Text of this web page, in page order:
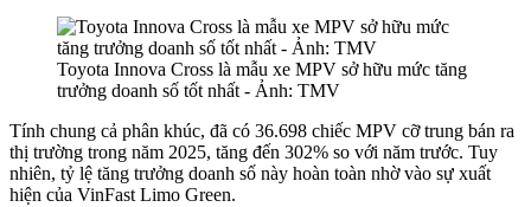
Toyota Innova Cross là mẫu xe MPV sở hữu mức tăng
trưởng doanh số tốt nhất - Ảnh: TMV
Tính chung cả phân khúc, đã có 36.698 chiếc MPV cỡ trung bán ra
thị trường trong năm 2025, tăng đến 302% so với năm trước. Tuy
nhiên, tỷ lệ tăng trưởng doanh số này hoàn toàn nhờ vào sự xuất
hiện của VinFast Limo Green.